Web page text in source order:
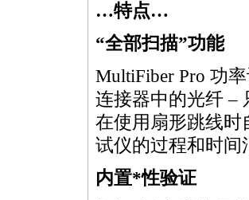
…特点…
“全部扫描”功能
MultiFiber Pro 功
连接器中的光纤 –
在使用扇形跳线时
试仪的过程和时间
内置*性验证